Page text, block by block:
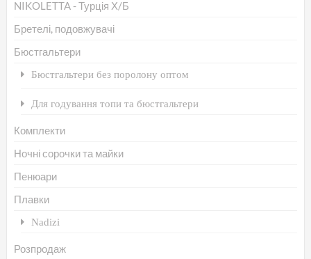
NIKOLETTA - Турція Х/Б
Бретелі, подовжувачі
Бюстгальтери
Бюстгальтери без поролону оптом
Для годування топи та бюстгальтери
Комплекти
Ночні сорочки та майки
Пенюари
Плавки
Nadizi
Розпродаж